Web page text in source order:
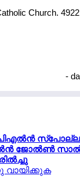
Church.
-
ജോല്‍ണ്‍
വായിക്കുക